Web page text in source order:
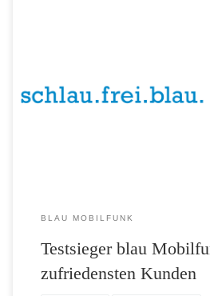
Der aktuelle Kundenzufriedenheitstest
Servicequalität (DISQ) bestätigt erneut
blau Kunden mit ihrem Anbieter.
„Service“ und „Produkte“ konnte blau
Mobilfunkkunden Deutschlands nutzen
Mobilfunk ging als Sieger aus der
BLAU MOBILFUNK
Testsieger blau
zufriedensten Kunden